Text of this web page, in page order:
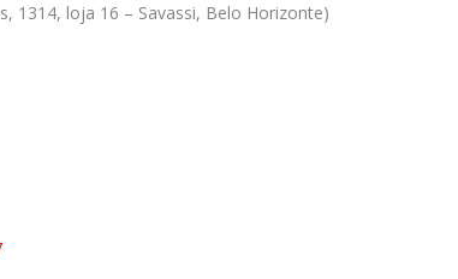
1314, loja 16 – Savassi, Belo Horizonte)